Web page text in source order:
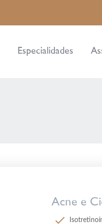
Especialidades
Acne e